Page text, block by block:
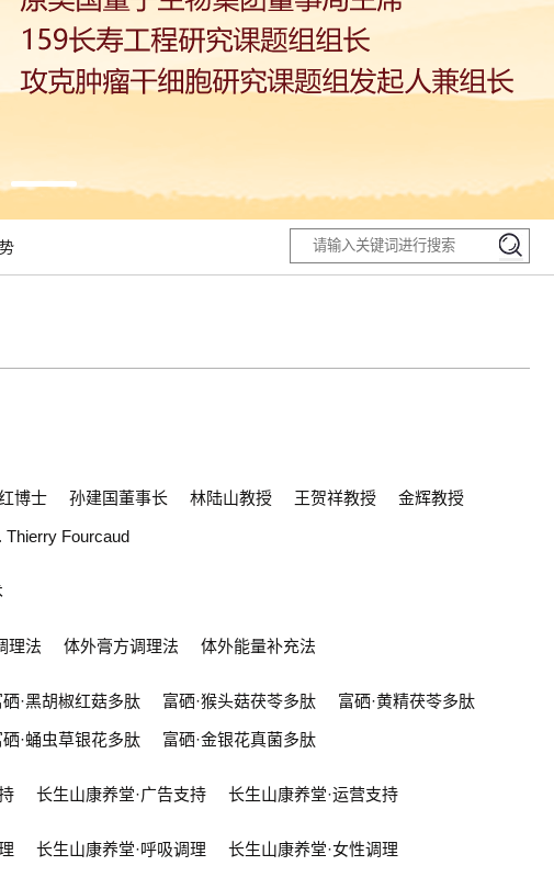
博士 孙建国董事长 林陆山教授 王贺祥教授 金辉教授
Thierry Fourcaud
理法 体外膏方调理法 体外能量补充法
硒·黑胡椒红菇多肽 富硒·猴头菇茯苓多肽 富硒·黄精茯苓多肽
硒·蛹虫草银花多肽 富硒·金银花真菌多肽
长生山康养堂·广告支持 长生山康养堂·运营支持
长生山康养堂·呼吸调理 长生山康养堂·女性调理